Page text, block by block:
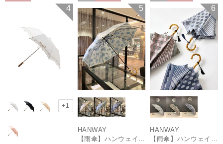
4
+1
5
HANWAY
【雨傘】ハンウェイ (HANWAY) Lily CJ（リリー・シー・ジェー） 日本製 親骨：51～55cm
6
HANWAY
【雨傘】ハンウェイ (HANWAY) Pカットジャカード Dot & Stripe mix CJ ドット・アンド・ストライプ・シー・ジェー ショート長傘 日本製